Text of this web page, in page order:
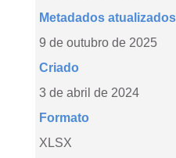
Metadados
9 de outubro de 2025
Criado
3 de abril de 2024
Formato
XLSX